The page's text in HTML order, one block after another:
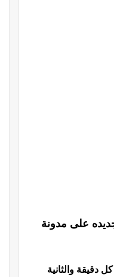
على مدونة
دقيقة والثانية